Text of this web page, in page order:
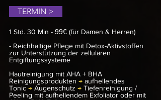
der Schutzbarriere, was sie verletzlicher
macht. Strapaziert wird die in der Regel gut
durchblutete Männerhaut vor allem durch die
ultravioletten Strahlen der Sonne und die
tägliche Rasur des Barthaars.
Durch eine Vielzahl an Talgdrüsen
etwa doppelt so viel Talg wie Frauenhaut, die
sehr viel weniger Talgdrüsen aufweist. Das
lässt das Hautbild oft grobporig und fettiger
TERMIN >
1 Std. 30 Min - 99€ (für Damen & Herren)
- Reichhaltige Pflege mit Detox-Aktivstoffen
zur Unterstützung der zellulären
Entgiftungssysteme
Hautreinigung mit AHA + BHA
Reinigungsprodukten → aufhellendes
Tonic → Augenschutz → Tiefenreinigung /
Peeling mit aufhellendem Exfoliator oder mit